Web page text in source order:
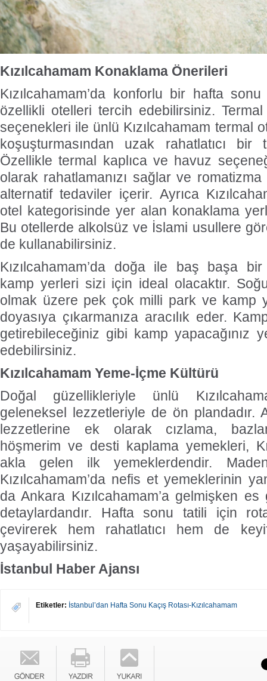
Kızılcahamam Konaklama Önerileri
Kızılcahamam’da konforlu bir hafta
özellikli otelleri tercih edebilirsiniz.
seçenekleri ile ünlü Kızılcahamam termal
koşuşturmasından uzak rahatlatıcı
Özellikle termal kaplıca ve havuz
olarak rahatlamanızı sağlar ve romatizma
alternatif tedaviler içerir. Ayrıca
otel kategorisinde yer alan konaklama
Bu otellerde alkolsüz ve İslami usullere
de kullanabilirsiniz.
Kızılcahamam’da doğa ile baş başa
kamp yerleri sizi için ideal olacaktır.
olmak üzere pek çok milli park ve kamp
doyasıya çıkarmanıza aracılık eder.
getirebileceğiniz gibi kamp yapacağınız
edebilirsiniz.
Kızılcahamam Yeme-İçme Kültürü
Doğal güzellikleriyle ünlü
geleneksel lezzetleriyle de ön plandadır.
lezzetlerine ek olarak cızlama,
höşmerim ve desti kaplama yemekleri,
akla gelen ilk yemeklerdendir.
Kızılcahamam’da nefis et yemeklerinin
da Ankara Kızılcahamam’a gelmişken
detaylardandır. Hafta sonu tatili için
çevirerek hem rahatlatıcı hem de
yaşayabilirsiniz.
İstanbul Haber Ajansı
Etiketler: İstanbul’dan Hafta Sonu Kaçış Rotası-Kızılcahamam